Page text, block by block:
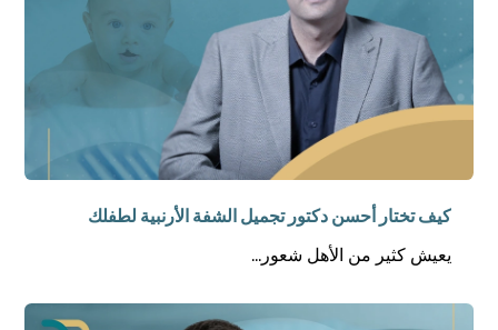
كيف تختار أحسن دكتور تجميل الشفة الأرنبية لطفلك
يعيش كثير من الأهل شعور...